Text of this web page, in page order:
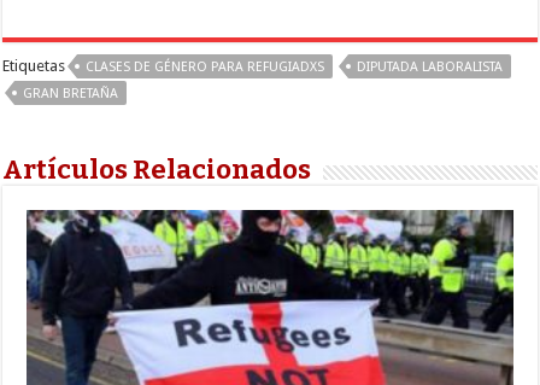
Etiquetas CLASES DE GÉNERO PARA REFUGIADXS
DIPUTADA LABORALISTA
GRAN BRETAÑA
Artículos Relacionados